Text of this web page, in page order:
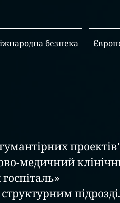
безпека
медичний
структурним